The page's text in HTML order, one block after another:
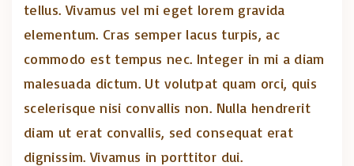
tellus. Vivamus vel mi eget lorem gravida
elementum. Cras semper lacus turpis, ac
commodo est tempus nec. Integer in mi a diam
malesuada dictum. Ut volutpat quam orci, quis
scelerisque nisi convallis non. Nulla hendrerit
diam ut erat convallis, sed consequat erat
dignissim. Vivamus in porttitor dui.